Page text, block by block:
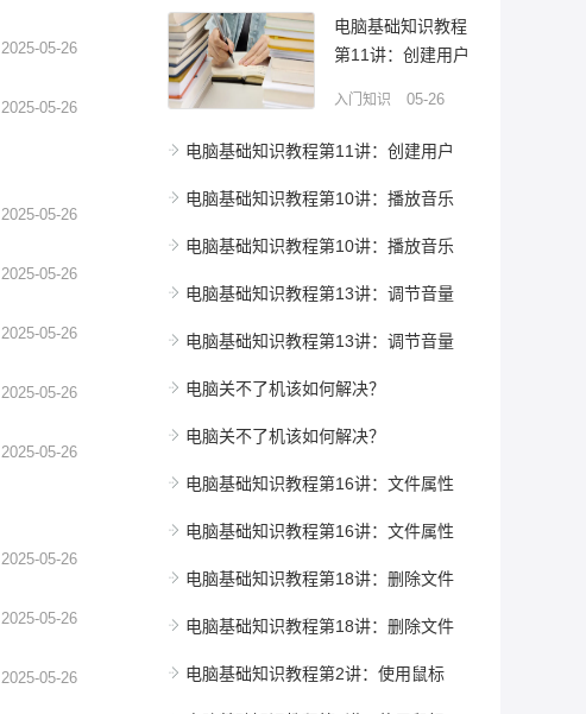
2025-05-26
2025-05-26
2025-05-26
2025-05-26
2025-05-26
2025-05-26
2025-05-26
2025-05-26
2025-05-26
2025-05-26
电脑基础知识教程
第11讲：创建用户
入门知识 05-26
电脑基础知识教程第11讲：创建用户
电脑基础知识教程第10讲：播放音乐
电脑基础知识教程第10讲：播放音乐
电脑基础知识教程第13讲：调节音量
电脑基础知识教程第13讲：调节音量
电脑关不了机该如何解决？
电脑关不了机该如何解决？
电脑基础知识教程第16讲：文件属性
电脑基础知识教程第16讲：文件属性
电脑基础知识教程第18讲：删除文件
电脑基础知识教程第18讲：删除文件
电脑基础知识教程第2讲：使用鼠标